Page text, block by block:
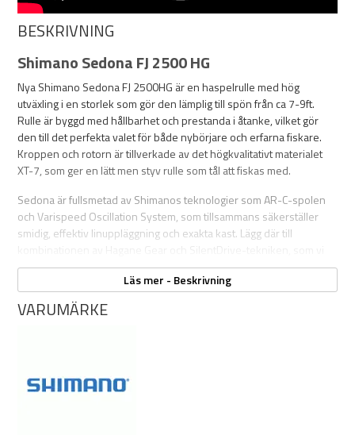
BESKRIVNING
Shimano Sedona FJ 2500 HG
Nya Shimano Sedona FJ 2500HG är en haspelrulle med hög
utväxling i en storlek som gör den lämplig till spön från ca 7-9ft.
Rulle är byggd med hållbarhet och prestanda i åtanke, vilket gör
den till det perfekta valet för både nybörjare och erfarna fiskare.
Kroppen och rotorn är tillverkade av det högkvalitativt materialet
XT-7, som ger en lätt men styv rulle som tål att fiskas med.
Sedona är fullsmetad av Shimanos teknologier som AR-C-spolen
och Varispeed Oscillation System, som tillsammans säkerställer
smidig, effektiv linuppläggning och exakta kast. Lägg där till
lovar att du kommer lägga märke till när det är dags att börja veva in
linan. Du kommer förvånas över hur smidig, tyst och kraftfull
Sedona är, särskilt när du drillar fisk som verkligen vill fajtas emot
ordentligt.
Det frambromsade systemet levererar ett jämnt och konsekvent
tryck/broms, vilket gör att du enkelt kan veva in din fångst utan att
Läs mer - Beskrivning
VARUMÄRKE